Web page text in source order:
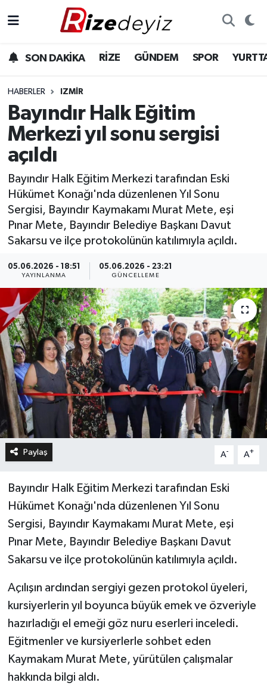
SON DAKİKA RİZE GÜNDEM SPOR
HABERLER IZMIR
Bayındır Halk Eğitim
Merkezi yıl sonu sergisi
açıldı
Bayındır Halk Eğitim Merkezi tarafından Eski
Hükümet Konağı'nda düzenlenen Yıl Sonu
Sergisi, Bayındır Kaymakamı Murat Mete, eşi
Pınar Mete, Bayındır Belediye Başkanı Davut
Sakarsu ve ilçe protokolünün katılımıyla açıldı.
05.06.2026 - 18:51
YAYINLANMA
05.06.2026 - 23:21
GÜNCELLEME
Paylaş A- A+
Bayındır Halk Eğitim Merkezi tarafından Eski
Hükümet Konağı'nda düzenlenen Yıl Sonu
Sergisi, Bayındır Kaymakamı Murat Mete, eşi
Pınar Mete, Bayındır Belediye Başkanı Davut
Sakarsu ve ilçe protokolünün katılımıyla açıldı.
Açılışın ardından sergiyi gezen protokol üyeleri,
kursiyerlerin yıl boyunca büyük emek ve özveriyle
hazırladığı el emeği göz nuru eserleri inceledi.
Eğitmenler ve kursiyerlerle sohbet eden
Kaymakam Murat Mete, yürütülen çalışmalar
hakkında bilgi aldı.
Gündem
Yurttan Haberler
Ekonomi
Sağlık
Rize Hava Durumu
Rize Trafik Yoğunluk Haritası
Süper Lig Puan Durumu ve Fikstür
Son Dakika Haberleri
Haber Arşivi